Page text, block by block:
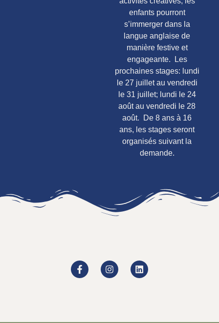
enfants pourront
s’immerger dans la
langue anglaise de
manière festive et
engageante. Les
prochaines stages: lundi
le 27 juillet au vendredi
le 31 juillet; lundi le 24
août au vendredi le 28
août. De 8 ans à 16
ans, les stages seront
organisés suivant la
demande.